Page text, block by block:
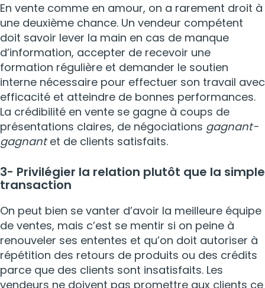
En vente comme en amour, on a rarement droit à
une deuxième chance. Un vendeur compétent
doit savoir lever la main en cas de manque
d’information, accepter de recevoir une
formation régulière et demander le soutien
interne nécessaire pour effectuer son travail avec
efficacité et atteindre de bonnes performances.
La crédibilité en vente se gagne à coups de
présentations claires, de négociations gagnant-
gagnantet de clients satisfaits.
3- Privilégier la relation plutôt que la simple
transaction
On peut bien se vanter d’avoir la meilleure équipe
de ventes, mais c’est se mentir si on peine à
renouveler ses ententes et qu’on doit autoriser à
répétition des retours de produits ou des crédits
parce que des clients sont insatisfaits. Les
vendeurs ne doivent pas promettre aux clients ce